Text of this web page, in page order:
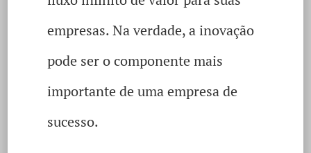
empresas. Na verdade, a inovação
pode ser o componente mais
importante de uma empresa de
sucesso.